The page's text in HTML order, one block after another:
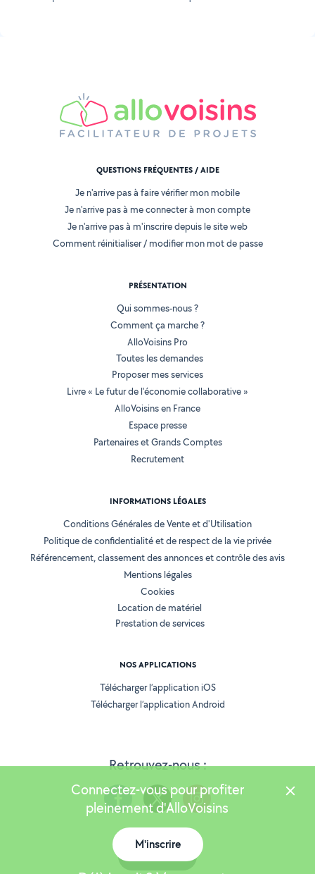
Retrouvez-nous :
QUESTIONS FRÉQUENTES / AIDE
Je n'arrive pas à faire vérifier mon mobile
Je n'arrive pas à me connecter à mon compte
Je n'arrive pas à m'inscrire depuis le site web
Comment réinitialiser / modifier mon mot de passe
PRÉSENTATION
Qui sommes-nous ?
Comment ça marche ?
AlloVoisins Pro
Toutes les demandes
Proposer mes services
Livre « Le futur de l'économie collaborative »
AlloVoisins en France
Espace presse
Partenaires et Grands Comptes
Recrutement
INFORMATIONS LÉGALES
Conditions Générales de Vente et d'Utilisation
Politique de confidentialité et de respect de la vie privée
Référencement, classement des annonces et contrôle des avis
Mentions légales
Cookies
Location de matériel
Prestation de services
NOS APPLICATIONS
Télécharger l’application iOS
Télécharger l’application Android
Version 25.5.3
Connectez-vous pour profiter
pleinement d'AlloVoisins
M'inscrire